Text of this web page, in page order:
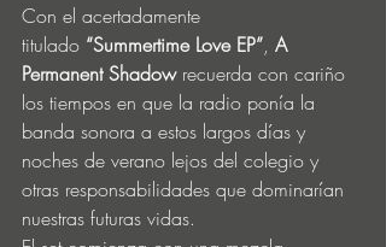
Con el acertadamente
titulado “Summertime Love EP”, A
Permanent Shadow recuerda con cariño
los tiempos en que la radio ponía la
banda sonora a estos largos días y
noches de verano lejos del colegio y
otras responsabilidades que dominarían
nuestras futuras vidas.